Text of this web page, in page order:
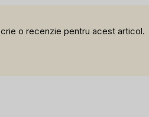
o recenzie pentru acest articol.